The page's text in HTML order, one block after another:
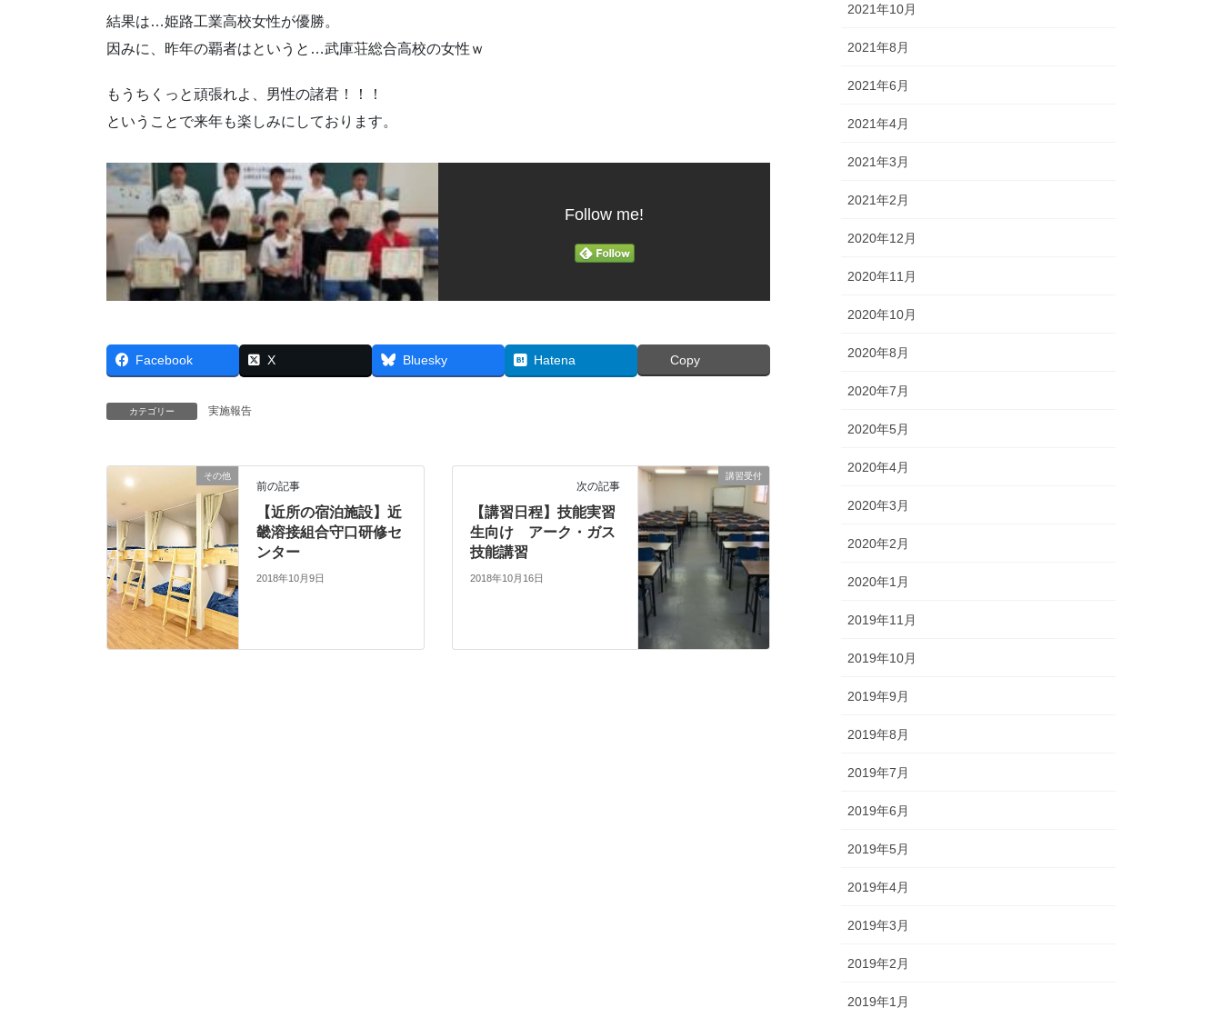
結果は…姫路工業高校女性が優勝。
因みに、昨年の覇者はというと…武庫荘総合高校の女性ｗ
もうちくっと頑張れよ、男性の諸君！！！
ということで来年も楽しみにしております。
Follow me!
Facebook X Bluesky Hatena Copy
カテゴリー 実施報告
その他
前の記事
【近所の宿泊施設】近
畿溶接組合守口研修セ
ンター
2018年10月9日
講習受付
次の記事
【講習日程】技能実習
生向け アーク・ガス
技能講習
2018年10月16日
2021年10月
2021年8月
2021年6月
2021年4月
2021年3月
2021年2月
2020年12月
2020年11月
2020年10月
2020年8月
2020年7月
2020年5月
2020年4月
2020年3月
2020年2月
2020年1月
2019年11月
2019年10月
2019年9月
2019年8月
2019年7月
2019年6月
2019年5月
2019年4月
2019年3月
2019年2月
2019年1月